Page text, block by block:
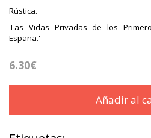
Rústica.
'Las Vidas Privadas de los
España.'
6.30€
Añadir al